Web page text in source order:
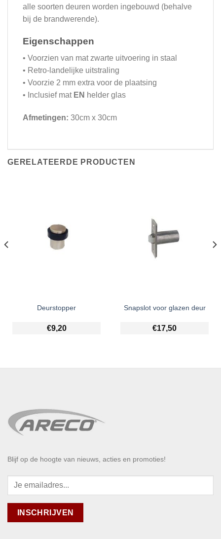
alle soorten deuren worden ingebouwd (behalve
bij de brandwerende).
Eigenschappen
• Voorzien van mat zwarte uitvoering in staal
• Retro-landelijke uitstraling
• Voorzie 2 mm extra voor de plaatsing
• Inclusief mat EN helder glas
Afmetingen: 30cm x 30cm
GERELATEERDE PRODUCTEN
Deurstopper
€9,20
Snapslot voor glazen deur
€17,50
Blijf op de hoogte van nieuws, acties en promoties!